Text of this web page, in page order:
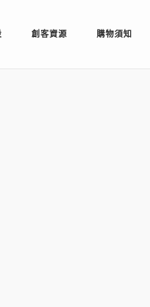
創客資源 購物須知